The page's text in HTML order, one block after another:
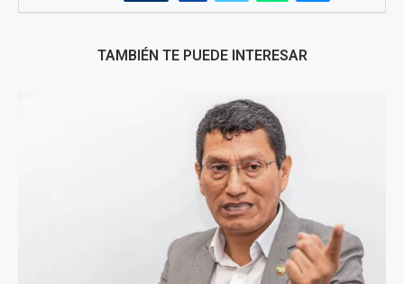
TAMBIÉN TE PUEDE INTERESAR